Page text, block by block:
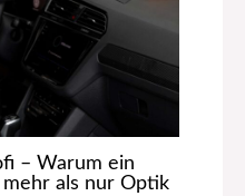
– Warum ein
als nur Optik